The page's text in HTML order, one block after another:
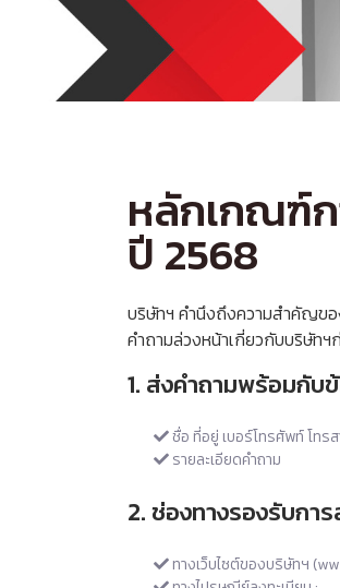
หลักเกณฑ์
ปี 2568
บริษัทฯ คำนึงถึงความสำคัญข
คำถามล่วงหน้าเกี่ยวกับบริษัท
1. ส่งคำถามพร้อมกับ
ชื่อ ที่อยู่ เบอร์โทรศัพท์ โทร
รายละเอียดคำถาม
2. ช่องทางรองรับกา
ทางเว็บไซต์ของบริษัทฯ